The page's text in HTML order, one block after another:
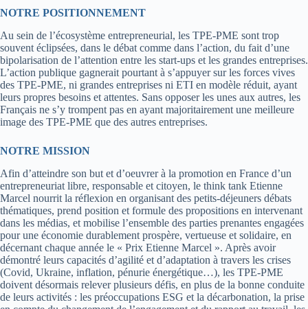
NOTRE POSITIONNEMENT
Au sein de l’écosystème entrepreneurial, les TPE-PME sont trop
souvent éclipsées, dans le débat comme dans l’action, du fait d’une
bipolarisation de l’attention entre les start-ups et les grandes entreprises.
L’action publique gagnerait pourtant à s’appuyer sur les forces vives
des TPE-PME, ni grandes entreprises ni ETI en modèle réduit, ayant
leurs propres besoins et attentes. Sans opposer les unes aux autres, les
Français ne s’y trompent pas en ayant majoritairement une meilleure
image des TPE-PME que des autres entreprises.
NOTRE MISSION
Afin d’atteindre son but et d’oeuvrer à la promotion en France d’un
entrepreneuriat libre, responsable et citoyen, le think tank Etienne
Marcel nourrit la réflexion en organisant des petits-déjeuners débats
thématiques, prend position et formule des propositions en intervenant
dans les médias, et mobilise l’ensemble des parties prenantes engagées
pour une économie durablement prospère, vertueuse et solidaire, en
décernant chaque année le « Prix Etienne Marcel ». Après avoir
démontré leurs capacités d’agilité et d’adaptation à travers les crises
(Covid, Ukraine, inflation, pénurie énergétique…), les TPE-PME
doivent désormais relever plusieurs défis, en plus de la bonne conduite
de leurs activités : les préoccupations ESG et la décarbonation, la prise